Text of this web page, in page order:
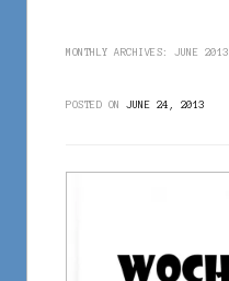
MONTHLY ARCHIVES:JUNE 2013
POSTED ON JUNE 24, 2013